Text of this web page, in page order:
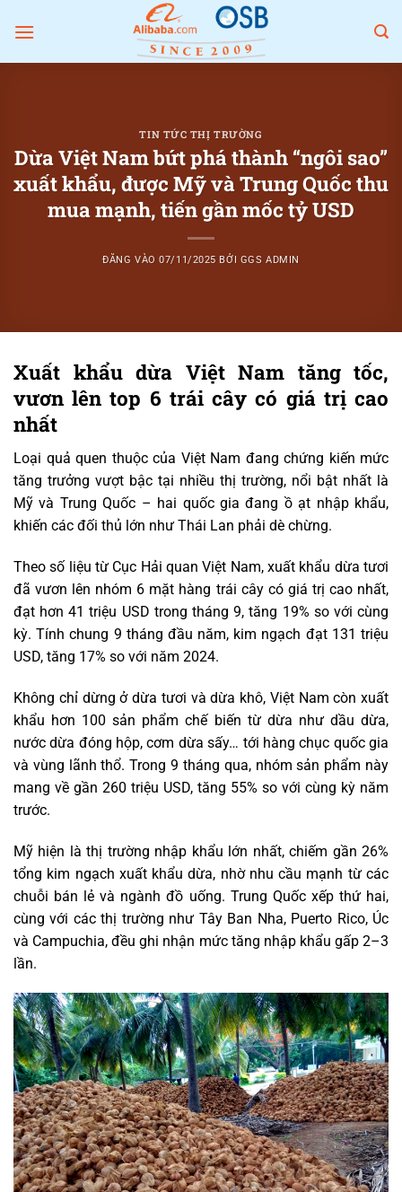
qua
TIN TỨC THỊ TRƯỜNG
Dừa Việt Nam bứt phá thành “ngôi sao”
xuất khẩu, được Mỹ và Trung Quốc thu
mua mạnh, tiến gần mốc tỷ USD
ĐĂNG VÀO07/11/2025 BỞI GGS ADMIN
Xuất khẩu dừa Việt Nam tăng tốc,
vươn lên top 6 trái cây có giá trị cao
nhất
Loại quả quen thuộc của Việt Nam đang chứng kiến mức
tăng trưởng vượt bậc tại nhiều thị trường, nổi bật nhất là
Mỹ và Trung Quốc – hai quốc gia đang ồ ạt nhập khẩu,
khiến các đối thủ lớn như Thái Lan phải dè chừng.
Theo số liệu từ Cục Hải quan Việt Nam, xuất khẩu dừa tươi
đã vươn lên nhóm 6 mặt hàng trái cây có giá trị cao nhất,
đạt hơn 41 triệu USD trong tháng 9, tăng 19% so với cùng
kỳ. Tính chung 9 tháng đầu năm, kim ngạch đạt 131 triệu
USD, tăng 17% so với năm 2024.
Không chỉ dừng ở dừa tươi và dừa khô, Việt Nam còn xuất
khẩu hơn 100 sản phẩm chế biến từ dừa như dầu dừa,
nước dừa đóng hộp, cơm dừa sấy… tới hàng chục quốc gia
và vùng lãnh thổ. Trong 9 tháng qua, nhóm sản phẩm này
mang về gần 260 triệu USD, tăng 55% so với cùng kỳ năm
trước.
Mỹ hiện là thị trường nhập khẩu lớn nhất, chiếm gần 26%
tổng kim ngạch xuất khẩu dừa, nhờ nhu cầu mạnh từ các
chuỗi bán lẻ và ngành đồ uống. Trung Quốc xếp thứ hai,
cùng với các thị trường như Tây Ban Nha, Puerto Rico, Úc
và Campuchia, đều ghi nhận mức tăng nhập khẩu gấp 2–3
lần.